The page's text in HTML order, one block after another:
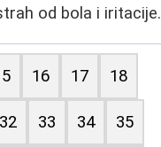
od bola i iritacije.
16 17 18
32 33 34 35